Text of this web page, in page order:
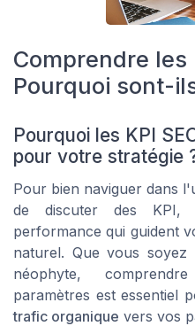
Comprendre les
Pourquoi sont-
Pourquoi les KPI
pour votre stratégie
Pour bien naviguer dans
de discuter des KPI,
performance qui guident
naturel. Que vous
néophyte,
paramètres est essentiel
trafic organique vers vos